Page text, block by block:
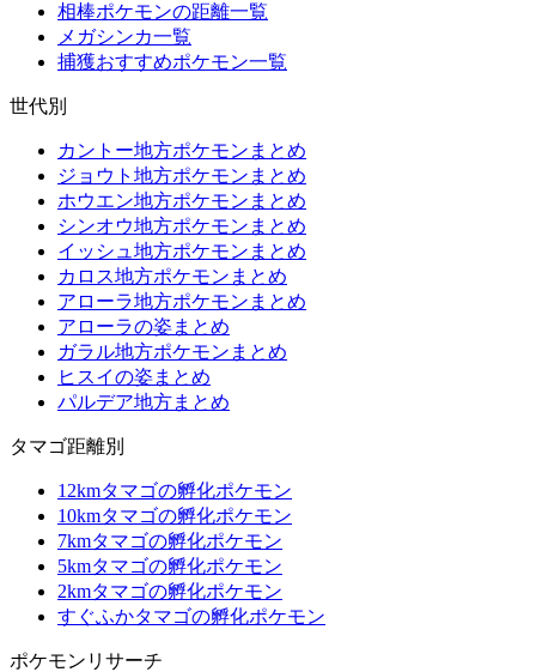
相棒ポケモンの距離一覧
メガシンカ一覧
捕獲おすすめポケモン一覧
世代別
カントー地方ポケモンまとめ
ジョウト地方ポケモンまとめ
ホウエン地方ポケモンまとめ
シンオウ地方ポケモンまとめ
イッシュ地方ポケモンまとめ
カロス地方ポケモンまとめ
アローラ地方ポケモンまとめ
アローラの姿まとめ
ガラル地方ポケモンまとめ
ヒスイの姿まとめ
パルデア地方まとめ
タマゴ距離別
12kmタマゴの孵化ポケモン
10kmタマゴの孵化ポケモン
7kmタマゴの孵化ポケモン
5kmタマゴの孵化ポケモン
2kmタマゴの孵化ポケモン
すぐふかタマゴの孵化ポケモン
ポケモンリサーチ